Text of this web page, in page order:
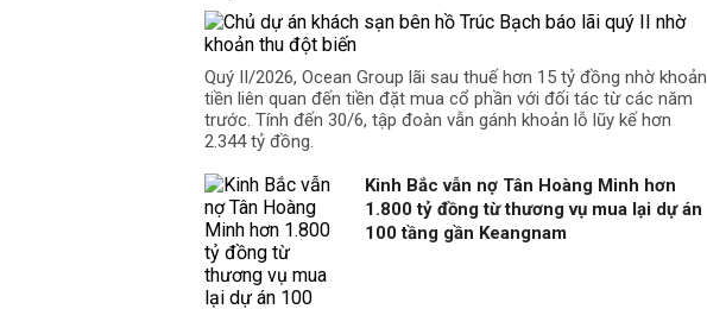
Quý II/2026, Ocean Group lãi sau thuế hơn 15 tỷ đồng nhờ khoản
tiền liên quan đến tiền đặt mua cổ phần với đối tác từ các năm
trước. Tính đến 30/6, tập đoàn vẫn gánh khoản lỗ lũy kế hơn
2.344 tỷ đồng.
Kinh Bắc vẫn nợ Tân Hoàng Minh hơn
1.800 tỷ đồng từ thương vụ mua lại dự án
100 tầng gần Keangnam